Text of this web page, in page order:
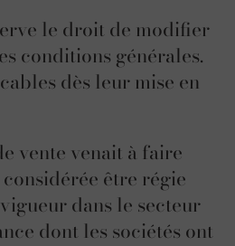
le droit de modifier
conditions générales.
dès leur mise en
vente venait à faire
être régie
dans le secteur
dont les sociétés ont